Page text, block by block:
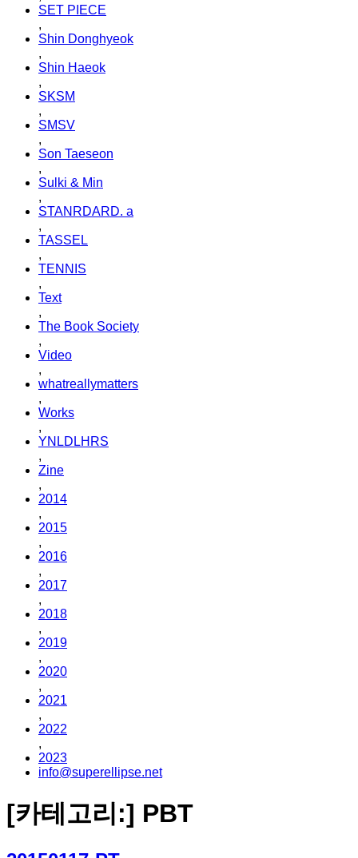
SET PIECE
,
Shin Donghyeok
,
Shin Haeok
,
SKSM
,
SMSV
,
Son Taeseon
,
Sulki & Min
,
STANRDARD. a
,
TASSEL
,
TENNIS
,
Text
,
The Book Society
,
Video
,
whatreallymatters
,
Works
,
YNLDLHRS
,
Zine
,
2014
,
2015
,
2016
,
2017
,
2018
,
2019
,
2020
,
2021
,
2022
,
2023
info@superellipse.net
[카테고리:] PBT